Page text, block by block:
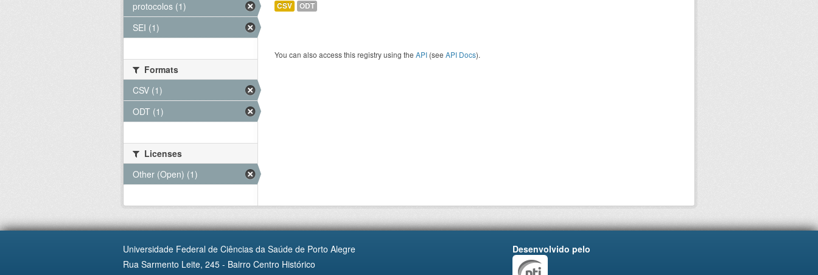
CSV ODT
You can also access this registry using the API (see API Docs).
protocolos (1)
SEI (1)
Formats
CSV (1)
ODT (1)
Licenses
Other (Open) (1)
Universidade Federal de Ciências da Saúde de Porto Alegre
Rua Sarmento Leite, 245 - Bairro Centro Histórico
Desenvolvido pelo